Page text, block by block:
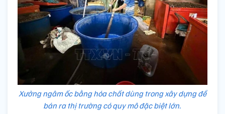
Xưởng ngâm ốc bằng hóa chất dùng trong xây dựng để
bán ra thị trường có quy mô đặc biệt lớn.